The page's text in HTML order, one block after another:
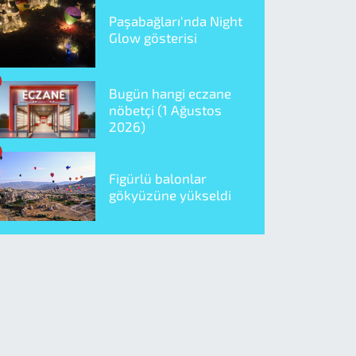
Paşabağları'nda Night
Glow gösterisi
Bugün hangi eczane
nöbetçi (1 Ağustos
2026)
Figürlü balonlar
gökyüzüne yükseldi